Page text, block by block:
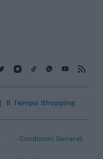
Condizioni Generali
Il Tempo Shopping